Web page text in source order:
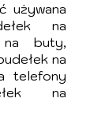
używana
na
na buty,
na
telefony
na